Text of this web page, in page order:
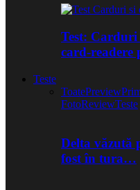
Test: Carduri
card-readere
Teste
ToatePreview
FotoReviewTeste
Delta văzută
fost în tura…